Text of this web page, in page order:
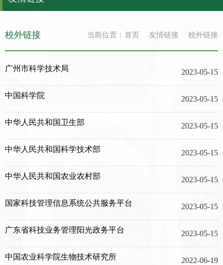
当前位置： 首页 友情链接 校外链接
校外链接
广州市科学技术局 2023-05-15
中国科学院 2023-05-15
中华人民共和国卫生部 2023-05-15
中华人民共和国科学技术部 2023-05-15
中华人民共和国农业农村部 2023-05-15
国家科技管理信息系统公共服务平台 2023-05-15
广东省科技业务管理阳光政务平台 2023-05-15
中国农业科学院生物技术研究所 2022-06-19